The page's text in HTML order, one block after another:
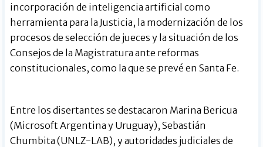
incorporación de inteligencia artificial como
herramienta para la Justicia, la modernización de los
procesos de selección de jueces y la situación de los
Consejos de la Magistratura ante reformas
constitucionales, como la que se prevé en Santa Fe.
Entre los disertantes se destacaron Marina Bericua
(Microsoft Argentina y Uruguay), Sebastián
Chumbita (UNLZ-LAB), y autoridades judiciales de